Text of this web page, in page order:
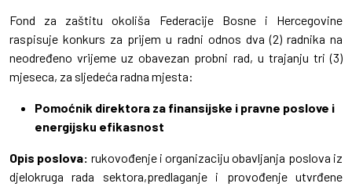
Fond za zaštitu okoliša Federacije Bosne i Hercegovine
raspisuje konkurs za prijem u radni odnos dva (2) radnika na
neodređeno vrijeme uz obavezan probni rad, u trajanju tri (3)
mjeseca, za sljedeća radna mjesta:
Pomoćnik direktora za finansijske i pravne poslove i
energijsku efikasnost
Opis poslova: rukovođenje i organizaciju obavljanja poslova iz
djelokruga rada sektora,predlaganje i provođenje utvrđene